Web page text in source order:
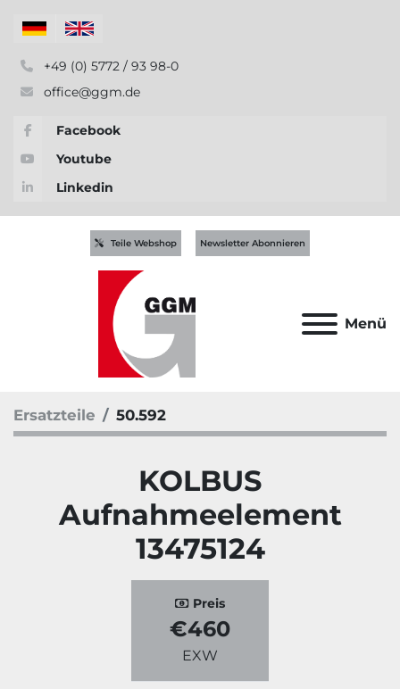
+49 (0) 5772 / 93 98-0
office@ggm.de
Facebook
Youtube
Linkedin
Menü
Teile Webshop Newsletter Abonnieren
Ersatzteile 50.592
KOLBUS
Aufnahmeelement
13475124
Preis
€460
EXW